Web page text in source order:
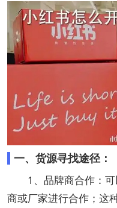
一、货源寻找途径：
1、品牌商‌合作：可
商或厂家进行合作；这